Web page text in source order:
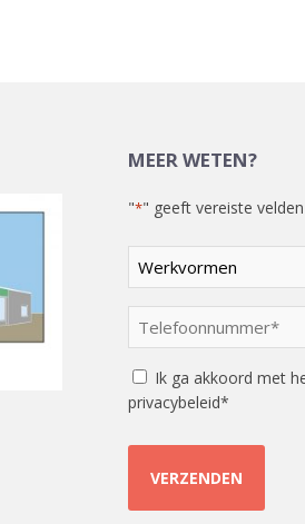
MEER WETEN?
"*" geeft vereiste
Kies
een
optie
*
Telefoonnummer
*
Instemming
Ik ga akkoord met
privacybeleid*